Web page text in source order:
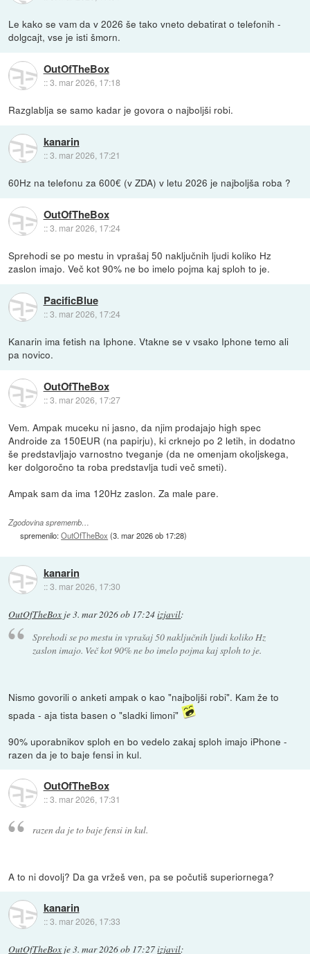
Le kako se vam da v 2026 še tako vneto debatirat o telefonih -
dolgcajt, vse je isti šmorn.
OutOfTheBox
::3. mar 2026, 17:18
Razglablja se samo kadar je govora o najboljši robi.
kanarin
::3. mar 2026, 17:21
60Hz na telefonu za 600€ (v ZDA) v letu 2026 je najboljša roba ?
OutOfTheBox
::3. mar 2026, 17:24
Sprehodi se po mestu in vprašaj 50 naključnih ljudi koliko Hz
zaslon imajo. Več kot 90% ne bo imelo pojma kaj sploh to je.
PacificBlue
::3. mar 2026, 17:24
Kanarin ima fetish na Iphone. Vtakne se v vsako Iphone temo ali
pa novico.
OutOfTheBox
::3. mar 2026, 17:27
Vem. Ampak muceku ni jasno, da njim prodajajo high spec
Androide za 150EUR (na papirju), ki crknejo po 2 letih, in dodatno
še predstavljajo varnostno tveganje (da ne omenjam okoljskega,
ker dolgoročno ta roba predstavlja tudi več smeti).
Ampak sam da ima 120Hz zaslon. Za male pare.
Zgodovina sprememb…
spremenilo:OutOfTheBox (3. mar 2026 ob 17:28)
kanarin
::3. mar 2026, 17:30
OutOfTheBox je3. mar 2026 ob 17:24izjavil:
Sprehodi se po mestu in vprašaj 50 naključnih ljudi koliko Hz
zaslon imajo. Več kot 90% ne bo imelo pojma kaj sploh to je.
Nismo govorili o anketi ampak o kao "najboljši robi". Kam že to
spada - aja tista basen o "sladki limoni"
90% uporabnikov sploh en bo vedelo zakaj sploh imajo iPhone -
razen da je to baje fensi in kul.
OutOfTheBox
::3. mar 2026, 17:31
razen da je to baje fensi in kul.
A to ni dovolj? Da ga vržeš ven, pa se počutiš superiornega?
kanarin
::3. mar 2026, 17:33
OutOfTheBox je3. mar 2026 ob 17:27izjavil: